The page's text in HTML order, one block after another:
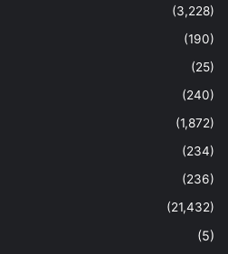
(3,228)
(190)
(25)
(240)
(1,872)
(234)
(236)
(21,432)
(5)